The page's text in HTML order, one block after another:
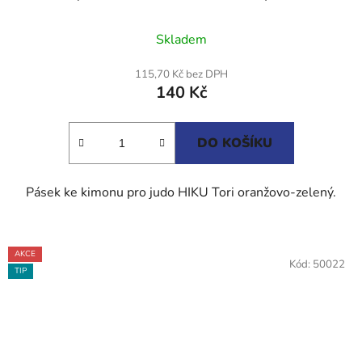
hodnocení
produktu
je
Skladem
115,70 Kč bez DPH
140 Kč
DO KOŠÍKU
Pásek ke kimonu pro judo HIKU Tori oranžovo-zelený.
AKCE
TIP
Kód: 50022